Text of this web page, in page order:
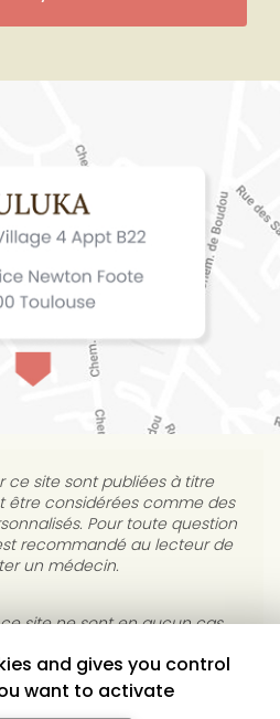
ce site sont publiées à titre
être considérées comme des
Pour toute question
site ne sont en aucun cas
traiter, atténuer ou guérir
s’interdit de répondre à des
and gives you control
want to activate